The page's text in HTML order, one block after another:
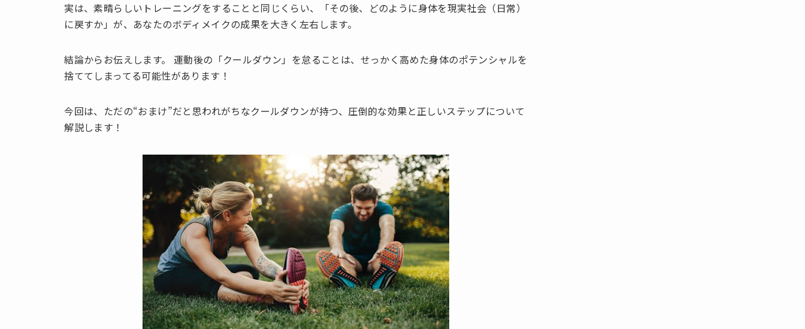
実は、素晴らしいトレーニングをすることと同じくらい、「その後、どのように身体を現実社会（日常）
に戻すか」が、あなたのボディメイクの成果を大きく左右します。
結論からお伝えします。 運動後の「クールダウン」を怠ることは、せっかく高めた身体のポテンシャルを
捨ててしまってる可能性があります！
今回は、ただの“おまけ”だと思われがちなクールダウンが持つ、圧倒的な効果と正しいステップについて
解説します！